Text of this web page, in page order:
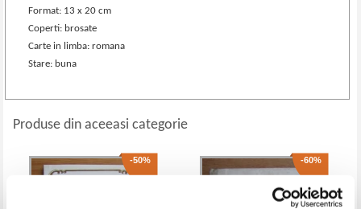
Format: 13 x 20 cm
Coperti: brosate
Carte in limba: romana
Stare: buna
Produse din aceeasi categorie
-50% -60%